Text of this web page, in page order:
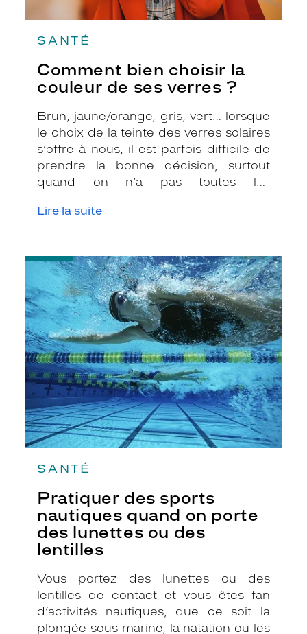
SANTÉ
Comment bien choisir la
couleur de ses verres ?
Brun, jaune/orange, gris, vert… lorsque
le choix de la teinte des verres solaires
s’offre à nous, il est parfois difficile de
prendre la bonne décision, surtout
quand on n’a pas toutes les
Krys sont là pour vous conseiller et
votre amétropie et/ou de l’activité
sportive pratiquée.
Lire la suite
SANTÉ
Pratiquer des sports
nautiques quand on porte
des lunettes ou des
lentilles
Vous portez des lunettes ou des
lentilles de contact et vous êtes fan
d’activités nautiques, que ce soit la
plongée sous-marine, la natation ou les
-
Pratiquer
des
sports
nautiques
quand
on
porte
des
lunettes
ou
des
lentilles